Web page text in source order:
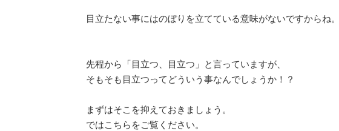
目立たない事にはのぼりを立てている意味がないですからね。
先程から「目立つ、目立つ」と言っていますが、
そもそも目立つってどういう事なんでしょうか！？
まずはそこを抑えておきましょう。
ではこちらをご覧ください。